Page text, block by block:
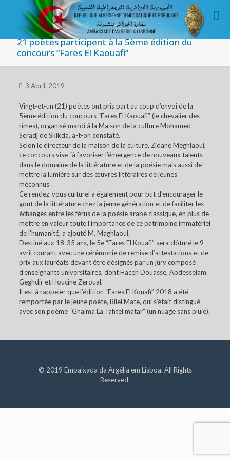
21 poètes participent à la 5ème édition du
concours “Fares El Kaouafi”
3 Abril, 2019
Vingt-et-un (21) poètes ont pris part au coup d’envoi de la
5ème édition du concours “Fares El Kaouafi” (le chevalier des
rimes), organisé mardi à la Maison de la culture Mohamed
Seradj de Skikda, a-t-on constaté.
Selon le directeur de la maison de la culture, Zidane Meghlaoui,
ce concours vise “à favoriser l’émergence de nouveaux talents
dans le domaine de la littérature et de la poésie mais aussi de
mettre la lumière sur des œuvres littéraires de jeunes
méconnus”.
Ce rendez-vous culturel a également pour but d’encourager le
gout de la littérature chez la jeune génération et de faciliter les
échanges entre les férus de la poésie arabe classique, en plus de
mettre en valeur toute l’importance de ce patrimoine immatériel
de l’humanité, a ajouté M. Maghlaoui.
Destiné aux 18-35 ans, le 5e “Fares El Kouafi” sera clôturé le 9
avril courant avec une cérémonie de remise d’attestations et de
prix aux lauréats devant être désignés par un jury composé
d’enseignants universitaires, dont Hacen Douasse, Abdesselam
Geghdir et Houcine Zeroual.
Il est à rappeler que l’édition “Fares El Kouafi” 2018 a été
remportée par le jeune poète, Bilel Mate, qui s’était distingué
avec son poème “Ghaima La Tahtel matar” (un nuage sans pluie).
© 2019 Embaixada da Argélia em Lisboa. All Rights
Reserved.